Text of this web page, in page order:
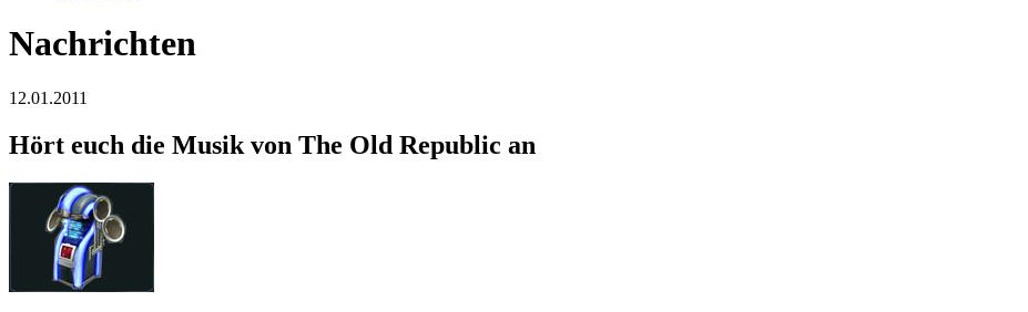
Nachrichten
12.01.2011
Hört euch die Musik von The Old Republic an